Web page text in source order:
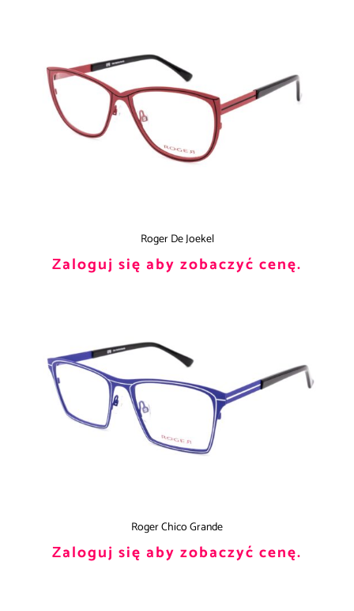
Roger De Joekel
Zaloguj się aby zobaczyć cenę.
Roger Chico Grande
Zaloguj się aby zobaczyć cenę.